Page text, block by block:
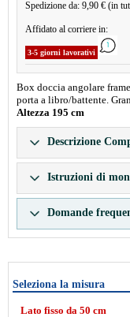
Spedizione da: 9,90 € (in
Affidato al corriere in:
3-5 giorni lavorativi
Box doccia angolare
porta a libro/battente.
Altezza 195 cm
Descrizione
Istruzioni di
Domande
Seleziona la misura
Lato fisso da 50 cm